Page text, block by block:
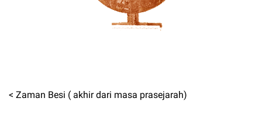
< Zaman Besi ( akhir dari masa prasejarah)